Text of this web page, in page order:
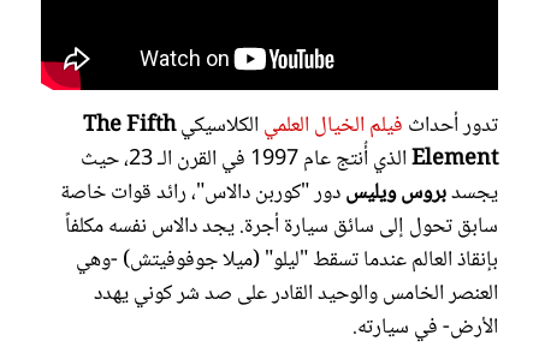
تدور أحداث فيلم الخيال العلمي الكلاسيكيThe Fifth
Element
الذي أُنتج عام 1997 في القرن الـ 23، حيث
يجسدبروس ويليسدور "كوربن دالاس"، رائد قوات خاصة
سابق تحول إلى سائق سيارة أجرة. يجد دالاس نفسه مكلفاً
بإنقاذ العالم عندما تسقط "ليلو" (ميلا جوفوفيتش) -وهي
العنصر الخامس والوحيد القادر على صد شر كوني يهدد
الأرض- في سيارته.